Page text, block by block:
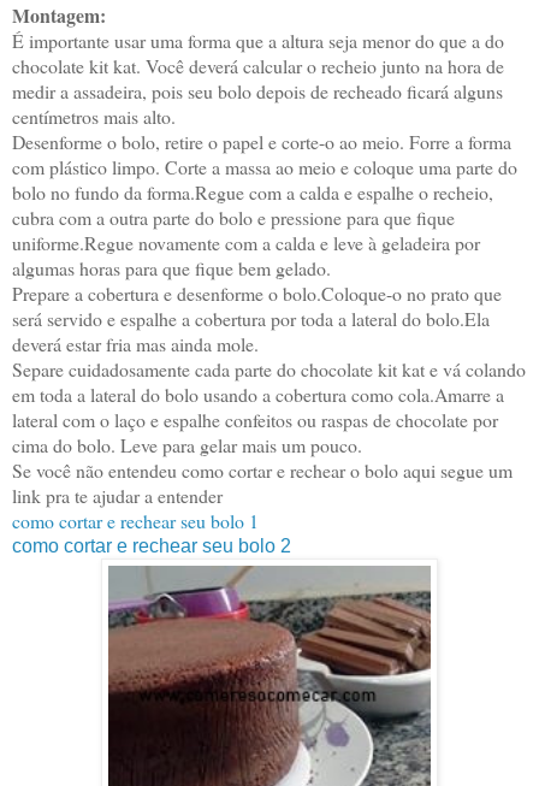
Montagem:
É importante usar uma forma que a altura seja menor do que a do
chocolate kit kat. Você deverá calcular o recheio junto na hora de
medir a assadeira, pois seu bolo depois de recheado ficará alguns
centímetros mais alto.
Desenforme o bolo, retire o papel e corte-o ao meio. Forre a forma
com plástico limpo. Corte a massa ao meio e coloque uma parte do
bolo no fundo da forma.Regue com a calda e espalhe o recheio,
cubra com a outra parte do bolo e pressione para que fique
uniforme.Regue novamente com a calda e leve à geladeira por
algumas horas para que fique bem gelado.
Prepare a cobertura e desenforme o bolo.Coloque-o no prato que
será servido e espalhe a cobertura por toda a lateral do bolo.Ela
deverá estar fria mas ainda mole.
Separe cuidadosamente cada parte do chocolate kit kat e vá colando
em toda a lateral do bolo usando a cobertura como cola.Amarre a
lateral com o laço e espalhe confeitos ou raspas de chocolate por
cima do bolo. Leve para gelar mais um pouco.
Se você não entendeu como cortar e rechear o bolo aqui segue um
link pra te ajudar a entender
como cortar e rechear seu bolo 1
como cortar e rechear seu bolo 2